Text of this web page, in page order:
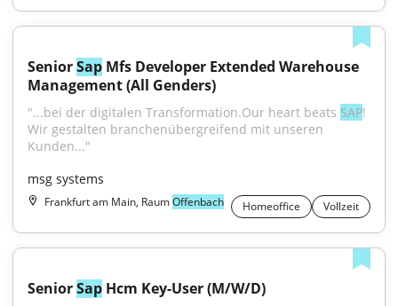
Senior Sap Mfs Developer Extended Warehouse
Management (All Genders)
"...bei der digitalen Transformation.Our heart beats SAP!
Wir gestalten branchenübergreifend mit unseren
Kunden..."
msg systems
Frankfurt am Main, RaumOffenbach Homeoffice Vollzeit
Senior Sap Hcm Key-User (M/W/D)